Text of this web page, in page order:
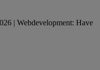
| Webdevelopment: Have